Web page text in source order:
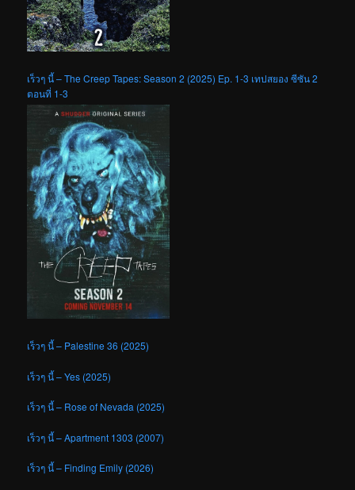
เร็วๆ นี้ – The Creep Tapes: Season 2 (2025) Ep. 1-3 เทปสยอง ซีซัน 2
ตอนที่ 1-3
เร็วๆ นี้ – Palestine 36 (2025)
เร็วๆ นี้ – Yes (2025)
เร็วๆ นี้ – Rose of Nevada (2025)
เร็วๆ นี้ – Apartment 1303 (2007)
เร็วๆ นี้ – Finding Emily (2026)